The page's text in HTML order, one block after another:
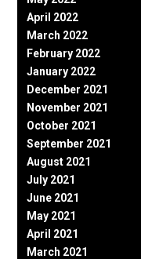
April 2022
March 2022
February 2022
January 2022
December 2021
November 2021
October 2021
September 2021
August 2021
July 2021
June 2021
May 2021
April 2021
March 2021